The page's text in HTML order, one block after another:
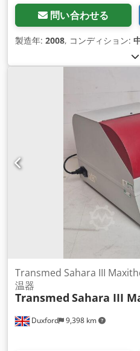
問い合わせる
製造年: 2008, コンディション:
Duxford 9,398 km
Transmed Sahara III
温器
Transmed Sahara III